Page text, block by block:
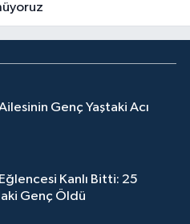
Genç Yaştaki Acı
Kanlı Bitti: 25
Genç Öldü